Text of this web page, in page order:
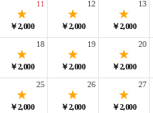
￥2,000
11
￥2,000
12
￥2,000
13
￥2,000
18
￥2,000
19
￥2,000
20
￥2,000
25
￥2,000
26
￥2,000
27